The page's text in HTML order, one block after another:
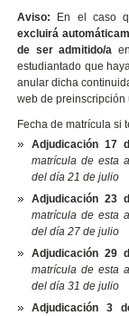
Aviso: En el caso
excluirá
de ser admitido/a
estudiantado que
anular dicha
web de preinscripción
Fecha de matrícula si
Adjudicación 17
matrícula de esta
del día 21 de julio
Adjudicación 23
matrícula de esta
del día 27 de julio
Adjudicación 29
matrícula de esta
del día 31 de julio
Adjudicación 3